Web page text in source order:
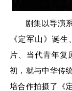
剧集以导演
《定军山》诞
片、当代青年复
初，就与中华传
培合作拍摄了《